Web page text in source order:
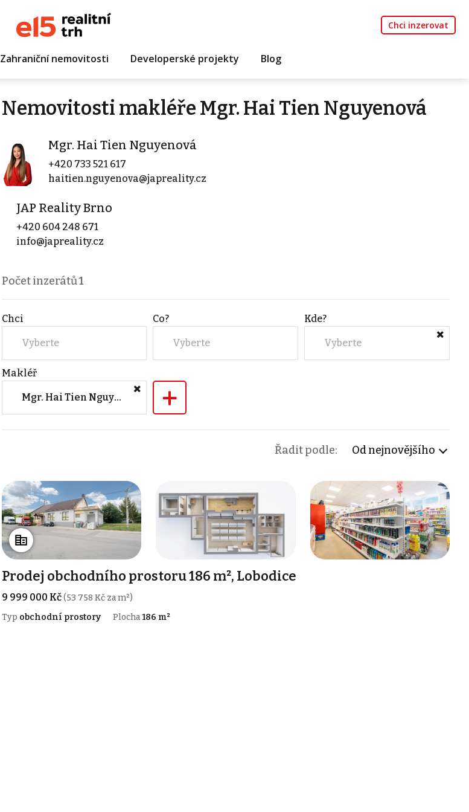
Chci inzerovat
Zahraniční nemovitosti Developerské projekty Blog
Nemovitosti makléře Mgr. Hai Tien Nguyenová
Mgr. Hai Tien Nguyenová
+420 733 521 617
haitien.nguyenova@japreality.cz
JAP Reality Brno
+420 604 248 671
info@japreality.cz
Počet inzerátů1
Chci
Vyberte
Co?
Vyberte
Kde?
Vyberte
Makléř
Mgr. Hai Tien Nguyenová (JAP Reality Brno) +
Řadit podle: Od nejnovějšího
Prodej obchodního prostoru 186 m², Lobodice
9 999 000 Kč(53 758 Kč za m²)
Typ obchodní prostory Plocha186 m²